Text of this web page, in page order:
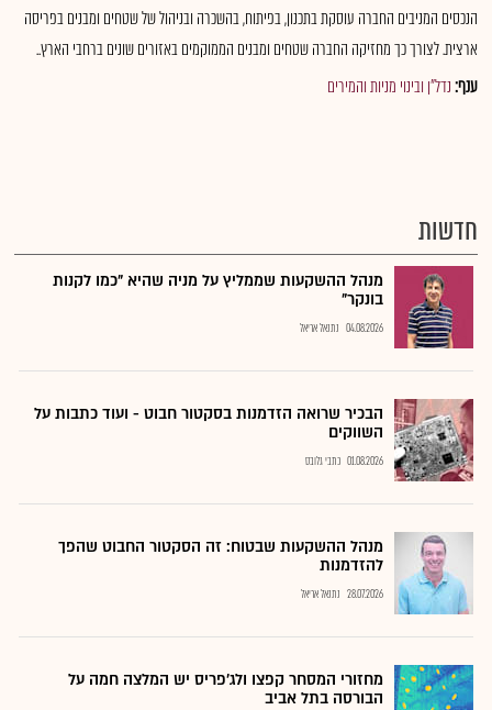
הנכסים המניבים החברה עוסקת בתכנון, בפיתוח, בהשכרה ובניהול של שטחים ומבנים בפריסה
ארצית. לצורך כך מחזיקה החברה שטחים ומבנים הממוקמים באזורים שונים ברחבי הארץ..
ענף:נדל"ן ובינוי מניות והמירים
חדשות
מנהל ההשקעות שממליץ על מניה שהיא "כמו לקנות
בונקר"
04.08.2026 נתנאל אריאל
הבכיר שרואה הזדמנות בסקטור חבוט - ועוד כתבות על
השווקים
01.08.2026 כתבי גלובס
מנהל ההשקעות שבטוח: זה הסקטור החבוט שהפך
להזדמנות
28.07.2026 נתנאל אריאל
מחזורי המסחר קפצו ולג'פריס יש המלצה חמה על
הבורסה בתל אביב